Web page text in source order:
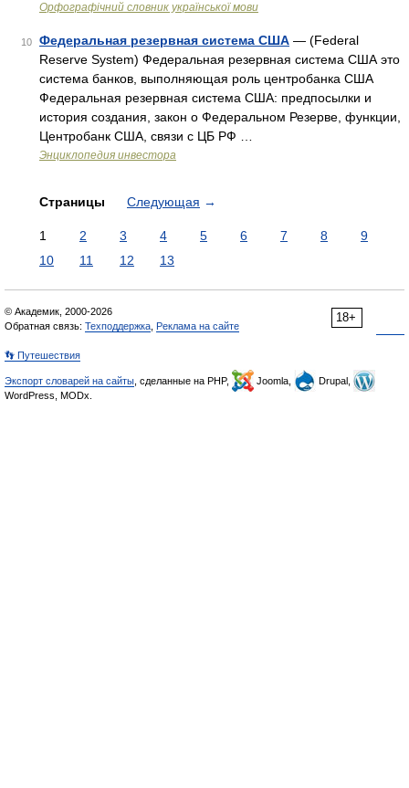
Орфографічний словник української мови
10 Федеральная резервная система США — (Federal
Reserve System) Федеральная резервная система США это
система банков, выполняющая роль центробанка США
Федеральная резервная система США: предпосылки и
история создания, закон о Федеральном Резерве, функции,
Центробанк США, связи с ЦБ РФ …
Энциклопедия инвестора
Страницы Следующая →
1 2 3 4 5 6 7 8
9
10
11 12 13
18+
© Академик, 2000-2026
Обратная связь: Техподдержка Реклама на сайте
👣 Путешествия
Экспорт словарей на сайты , сделанные на PHP, Joomla,
Drupal,
WordPress, MODx.